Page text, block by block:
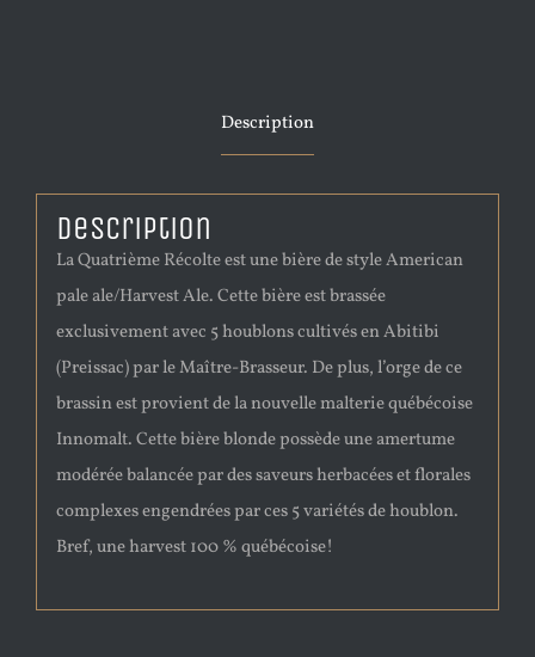
Description
Description
La Quatrième Récolte est une bière de style American
pale ale/Harvest Ale. Cette bière est brassée
exclusivement avec 5 houblons cultivés en Abitibi
(Preissac) par le Maître-Brasseur. De plus, l’orge de ce
brassin est provient de la nouvelle malterie québécoise
Innomalt. Cette bière blonde possède une amertume
modérée balancée par des saveurs herbacées et florales
complexes engendrées par ces 5 variétés de houblon.
Bref, une harvest 100 % québécoise!